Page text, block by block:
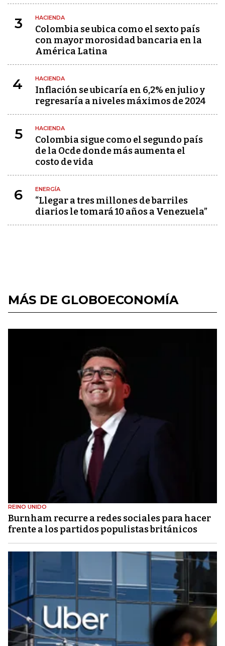
3 HACIENDA
Colombia se ubica como el sexto país
con mayor morosidad bancaria en la
América Latina
4 HACIENDA
Inflación se ubicaría en 6,2% en julio y
regresaría a niveles máximos de 2024
5 HACIENDA
Colombia sigue como el segundo país
de la Ocde donde más aumenta el
costo de vida
6 ENERGÍA
“Llegar a tres millones de barriles
diarios le tomará 10 años a Venezuela”
MÁS DE GLOBOECONOMÍA
REINO UNIDO
Burnham recurre a redes sociales para hacer
frente a los partidos populistas británicos